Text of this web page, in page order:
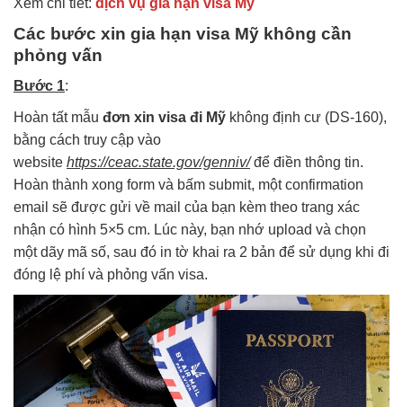
Các bước xin gia hạn visa Mỹ không cần
phỏng vấn
Bước 1:
Hoàn tất mẫu đơn xin visa đi Mỹ không định cư (DS-160),
bằng cách truy cập vào
website https://ceac.state.gov/genniv/để điền thông tin.
Hoàn thành xong form và bấm submit, một confirmation
email sẽ được gửi về mail của bạn kèm theo trang xác
nhận có hình 5×5 cm. Lúc này, bạn nhớ upload và chọn
một dãy mã số, sau đó in tờ khai ra 2 bản để sử dụng khi đi
đóng lệ phí và phỏng vấn visa.